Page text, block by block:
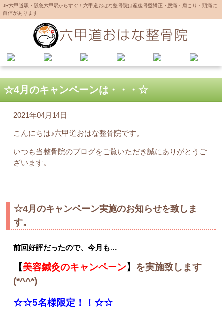
JR六甲道駅・阪急六甲駅からすぐ！六甲道おはな整骨院は産後骨盤矯正・腰痛・肩こり・頭痛に
自信があります
☆4月のキャンペーンは・・・☆
2021年04月14日
こんにちは♪六甲道おはな整骨院です。
いつも当整骨院のブログをご覧いただき誠にありがとうご
ざいます。
☆4月のキャンペーン実施のお知らせを致しま
す。
前回好評だったので、今月も…
【美容鍼灸のキャンペーン】 を実施致します
(*^^*)
☆☆5名様限定！！☆☆